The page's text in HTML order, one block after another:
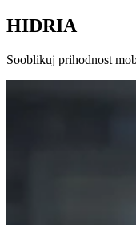
HIDRIA
Sooblikuj prihodnost